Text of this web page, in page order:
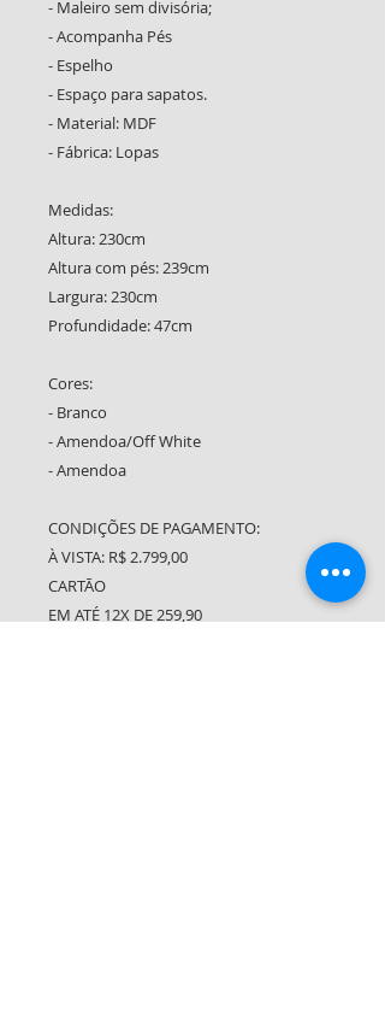
- Maleiro sem divisória;
- Acompanha Pés
- Espelho
- Espaço para sapatos.
- Material: MDF
- Fábrica: Lopas
Medidas:
Altura: 230cm
Altura com pés: 239cm
Largura: 230cm
Profundidade: 47cm
Cores:
- Branco
- Amendoa/Off White
- Amendoa
CONDIÇÕES DE PAGAMENTO:
À VISTA: R$ 2.799,00
CARTÃO
EM ATÉ 12X DE 259,90